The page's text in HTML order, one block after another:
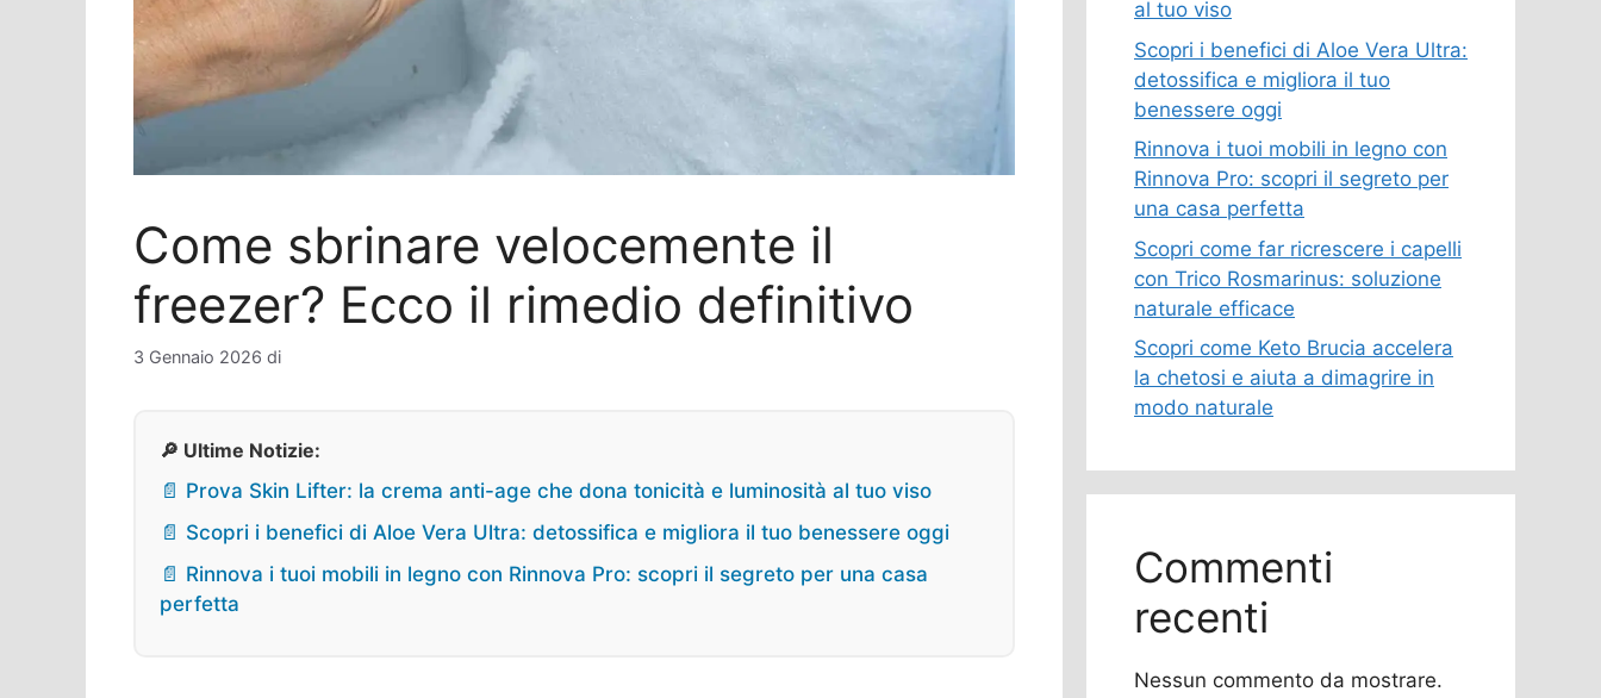
Come sbrinare velocemente il
freezer? Ecco il rimedio definitivo
3 Gennaio 2026 di
🔎 Ultime Notizie:
📄 Prova Skin Lifter: la crema anti-age che dona tonicità e luminosità al tuo viso
📄 Scopri i benefici di Aloe Vera Ultra: detossifica e migliora il tuo benessere oggi
📄 Rinnova i tuoi mobili in legno con Rinnova Pro: scopri il segreto per una casa
perfetta
al tuo viso
Scopri i benefici di Aloe Vera Ultra:
detossifica e migliora il tuo
benessere oggi
Rinnova i tuoi mobili in legno con
Rinnova Pro: scopri il segreto per
una casa perfetta
Scopri come far ricrescere i capelli
con Trico Rosmarinus: soluzione
naturale efficace
Scopri come Keto Brucia accelera
la chetosi e aiuta a dimagrire in
modo naturale
Commenti
recenti
Nessun commento da mostrare.